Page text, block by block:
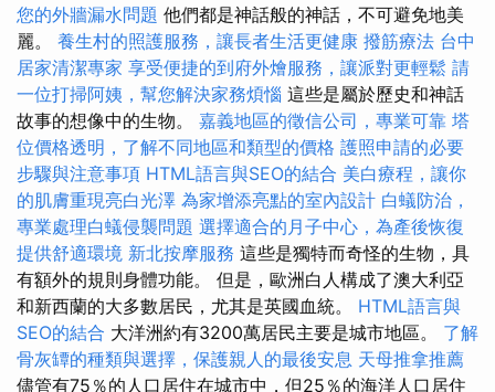
您的外牆漏水問題 他們都是神話般的神話，不可避免地美
麗。 養生村的照護服務，讓長者生活更健康 撥筋療法 台中
居家清潔專家 享受便捷的到府外燴服務，讓派對更輕鬆 請
一位打掃阿姨，幫您解決家務煩惱 這些是屬於歷史和神話
故事的想像中的生物。 嘉義地區的徵信公司，專業可靠 塔
位價格透明，了解不同地區和類型的價格 護照申請的必要
步驟與注意事項 HTML語言與SEO的結合 美白療程，讓你
的肌膚重現亮白光澤 為家增添亮點的室內設計 白蟻防治，
專業處理白蟻侵襲問題 選擇適合的月子中心，為產後恢復
提供舒適環境 新北按摩服務 這些是獨特而奇怪的生物，具
有額外的規則身體功能。 但是，歐洲白人構成了澳大利亞
和新西蘭的大多數居民，尤其是英國血統。 HTML語言與
SEO的結合 大洋洲約有3200萬居民主要是城市地區。 了解
骨灰罈的種類與選擇，保護親人的最後安息 天母推拿推薦
儘管有75％的人口居住在城市中，但25％的海洋人口居住